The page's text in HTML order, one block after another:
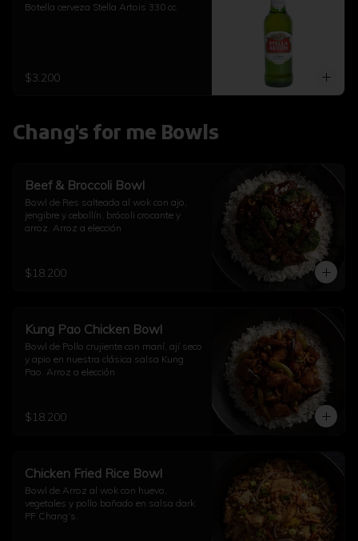
Botella cerveza Stella Artois 330 cc.
$3.200
Chang's for me Bowls
Beef & Broccoli Bowl
Bowl de Res salteada al wok con ajo,
jengibre y cebollín, brócoli crocante y
arroz. Arroz a elección
$18.200
Kung Pao Chicken Bowl
Bowl de Pollo crujiente con maní, ají seco
y apio en nuestra clásica salsa Kung
Pao. Arroz a elección
$18.200
Chicken Fried Rice Bowl
Bowl de Arroz al wok con huevo,
vegetales y pollo bañado en salsa dark
PF Chang’s.